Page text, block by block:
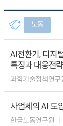
노동
AI전환기, 디지
특징과 대응전략
과학기술정책연구
사업체의 AI 도
한국노동연구원